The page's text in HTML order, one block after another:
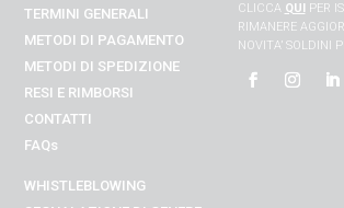
TERMINI GENERALI
METODI DI PAGAMENTO
METODI DI SPEDIZIONE
RESI E RIMBORSI
CONTATTI
FAQs
WHISTLEBLOWING
CLICCA QUIPER
RIMANERE
NOVITA’ SOLDINI